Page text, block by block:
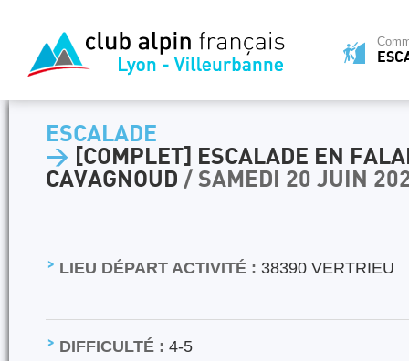
ESCALADE
> [COMPLET] ESCALADE EN
CAVAGNOUD / SAMEDI 20 JUIN
LIEU DÉPART ACTIVITÉ : 38390 VERTRIEU
DIFFICULTÉ : 4-5